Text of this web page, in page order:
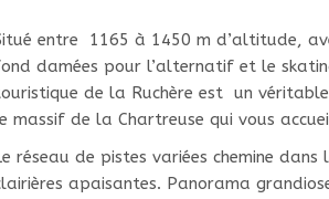
entre 1165 à 1450 m d’altitude,
damées pour l’alternatif et le
de la Ruchère est un
massif de la Chartreuse qui vous
réseau de pistes variées chemine dans
apaisantes. Panorama